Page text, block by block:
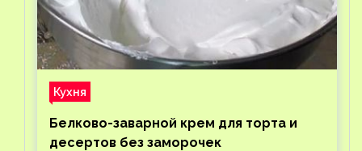
Кухня
Белково-заварной крем для торта и
десертов без заморочек